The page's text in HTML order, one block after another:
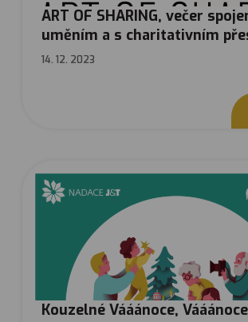
ART OF SHARING, večer
uměním a s charitativním
14. 12. 2023
Kouzelné Vááánoce, Vááánoce
IČ: 02083094
Pěstounská péče
Příručka
Poradna:
Kontakt
IP Kontaktní formulář
Sledujte nás:
© COPYRIGHT 2021,OWLISS.CZ